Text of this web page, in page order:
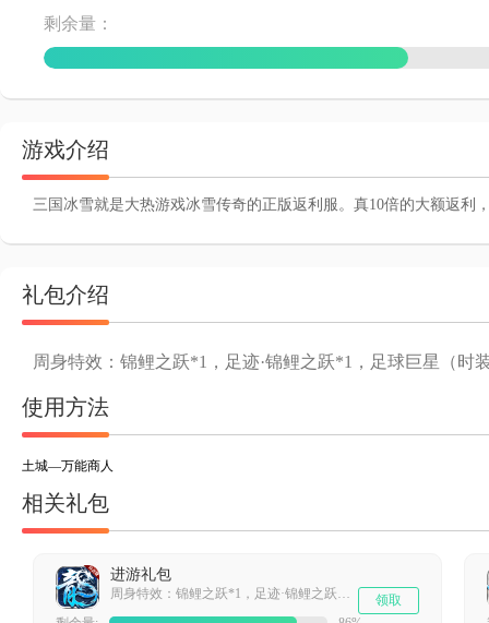
剩余量：
游戏介绍
三国冰雪就是大热游戏冰雪传奇的正版返利服。真10倍的大额返利
礼包介绍
周身特效：锦鲤之跃*1，足迹·锦鲤之跃*1，足球巨星（时
使用方法
土城—万能商人
相关礼包
进游礼包
周身特效：锦鲤之跃*1，足迹·锦鲤之跃*1，足球巨星（时装）*1，大都督赞助卡*1
领取